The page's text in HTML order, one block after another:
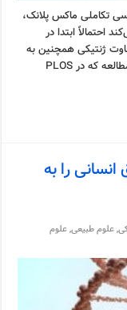
تکاملی ماکس پلانک،
احتمالاً ابتدا در
ژنتیکی همچنین به
آنان مقاومت بیشتری در مقابل سرما می‌دهد. این مطالعه که در PLOS
را به
,علوم طبیعی,علوم